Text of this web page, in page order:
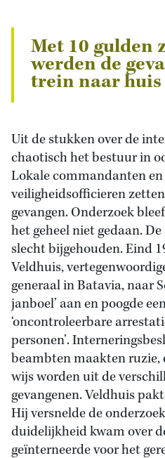
Met 10 gulden
werden de
trein naar huis
Uit de stukken over de
chaotisch het bestuur in
Lokale commandanten
veiligheidsofficieren
gevangen. Onderzoek
het geheel niet gedaan.
slecht bijgehouden. Eind
Veldhuis,
generaal in Batavia, naar
janboel’ aan en poogde
‘oncontroleerbare
personen’.
beambten maakten
wijs worden uit de
gevangenen. Veldhuis
Hij versnelde de
duidelijkheid kwam over
geïnterneerde voor het